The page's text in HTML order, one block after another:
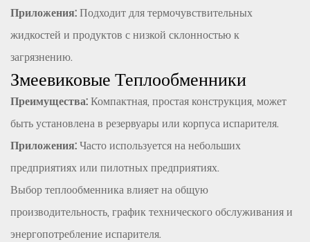
Приложения:Подходит для термочувствительных
жидкостей и продуктов с низкой склонностью к
загрязнению.
Змеевиковые Теплообменники
Преимущества:Компактная, простая конструкция, может
быть установлена в резервуары или корпуса испарителя.
Приложения:Часто используется на небольших
предприятиях или пилотных предприятиях.
Выбор теплообменника влияет на общую
производительность, график технического обслуживания и
энергопотребление испарителя.